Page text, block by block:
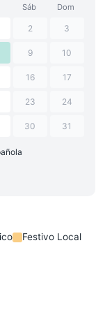
Sáb Dom
2 3
9 10
16 17
23 24
30 31
Festivo Local